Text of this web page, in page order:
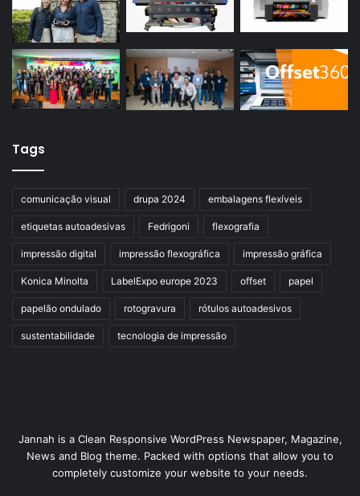
Tags
comunicação visual drupa 2024 embalagens flexíveis
etiquetas autoadesivas Fedrigoni flexografia
impressão digital impressão flexográfica impressão gráfica
Konica Minolta LabelExpo europe 2023 offset papel
papelão ondulado rotogravura rótulos autoadesivos
sustentabilidade tecnologia de impressão
Jannah is a Clean Responsive WordPress Newspaper, Magazine,
News and Blog theme. Packed with options that allow you to
completely customize your website to your needs.